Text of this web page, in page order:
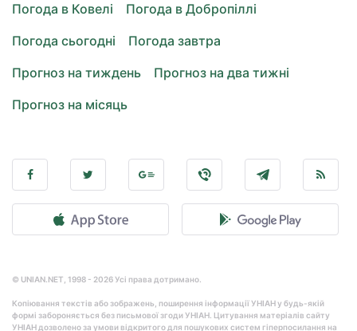
Погода в Ковелі
Погода в Добропіллі
Погода сьогодні
Погода завтра
Прогноз на тиждень
Прогноз на два тижні
Прогноз на місяць
© UNIAN.NET, 1998 - 2026 Усі права дотримано.
Копіювання текстів або зображень, поширення інформації УНІАН у будь-якій
формі забороняється без письмової згоди УНІАН. Цитування матеріалів сайту
УНІАН дозволено за умови відкритого для пошукових систем гіперпосилання на